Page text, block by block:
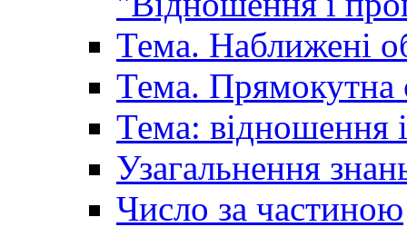
Тема. Наближені
Тема. Прямокутна
Тема: відношення
Узагальнення
Число за частиною